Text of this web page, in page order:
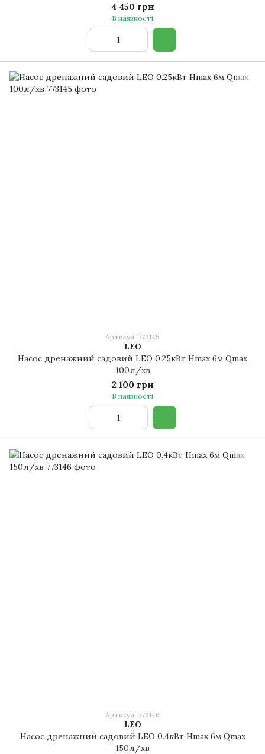
4 450 грн
В наявності
Артикул: 773145
LEO
Насос дренажний садовий LEO 0.25кВт Hmax 6м Qmax
100л/хв
2 100 грн
В наявності
Артикул: 773146
LEO
Насос дренажний садовий LEO 0.4кВт Hmax 6м Qmax
150л/хв